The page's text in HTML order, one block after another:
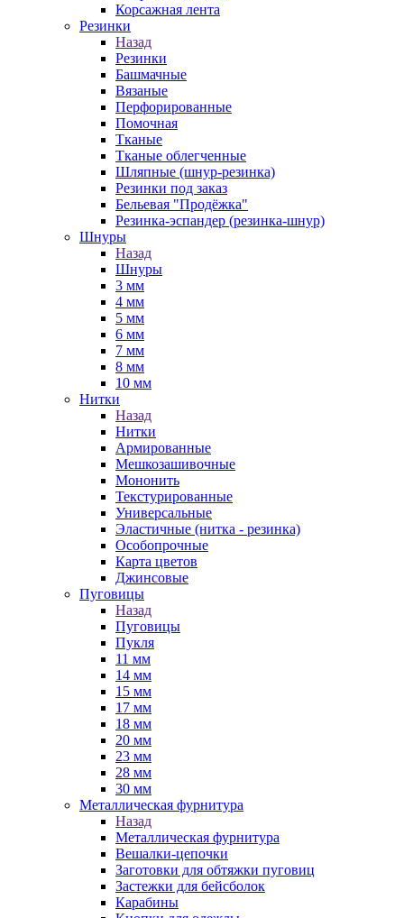
Корсажная лента
Резинки
Назад
Резинки
Башмачные
Вязаные
Перфорированные
Помочная
Тканые
Тканые облегченные
Шляпные (шнур-резинка)
Резинки под заказ
Бельевая "Продёжка"
Резинка-эспандер (резинка-шнур)
Шнуры
Назад
Шнуры
3 мм
4 мм
5 мм
6 мм
7 мм
8 мм
10 мм
Нитки
Назад
Нитки
Армированные
Мешкозашивочные
Мононить
Текстурированные
Универсальные
Эластичные (нитка - резинка)
Особопрочные
Карта цветов
Джинсовые
Пуговицы
Назад
Пуговицы
Пукля
11 мм
14 мм
15 мм
17 мм
18 мм
20 мм
23 мм
28 мм
30 мм
Металлическая фурнитура
Назад
Металлическая фурнитура
Вешалки-цепочки
Заготовки для обтяжки пуговиц
Застежки для бейсболок
Карабины